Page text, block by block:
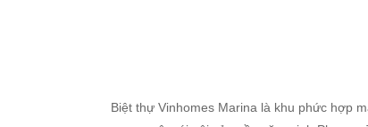
Biệt thự Vinhomes Marina là khu phức hợp